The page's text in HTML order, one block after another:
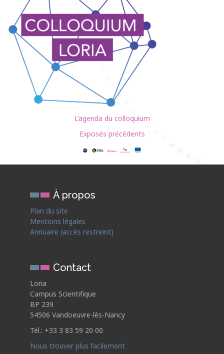
L’agenda du colloquium
Exposés précédents
À propos
Plan du site
Mentions légales
Annuaire (accès restreint)
Contact
Loria
Campus Scientifique
BP 239
54506 Vandoeuvre-lès-Nancy
Tél.: +33 3 83 59 20 00
Nous trouver plus facilement